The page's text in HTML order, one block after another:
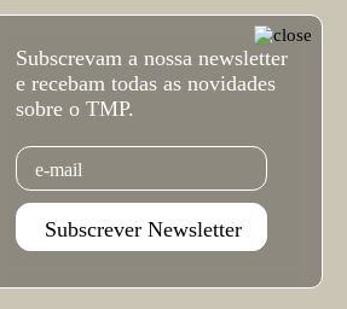
Subscrevam a nossa newsletter
e recebam todas as novidades
sobre o TMP.
Email
Subscrever Newsletter